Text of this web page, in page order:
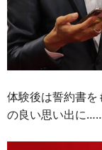
体験後は誓約書を
の良い思い出に……